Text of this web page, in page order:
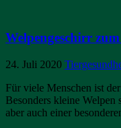
Welpengeschirr zum
24. Juli 2020
Für viele Menschen ist
Besonders kleine Welpen
aber auch einer